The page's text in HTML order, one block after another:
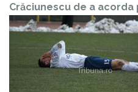
Crăciunescu de a